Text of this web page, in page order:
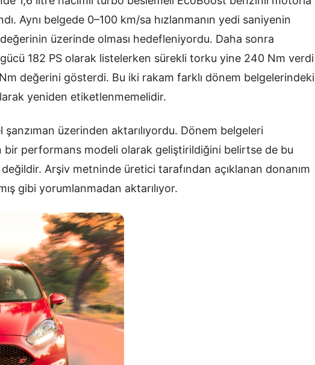
Aynı belgede 0–100 km/sa hızlanmanın yedi saniyenin
üzerinde olması hedefleniyordu. Daha sonra
182 PS olarak listelerken sürekli torku yine 240 Nm verdi
değerini gösterdi. Bu iki rakam farklı dönem belgelerindeki
yeniden etiketlenmemelidir.
üzerinden aktarılıyordu. Dönem belgeleri
bir performans modeli olarak geliştirildiğini belirtse de bu
Arşiv metninde üretici tarafından açıklanan donanım
gibi yorumlanmadan aktarılıyor.